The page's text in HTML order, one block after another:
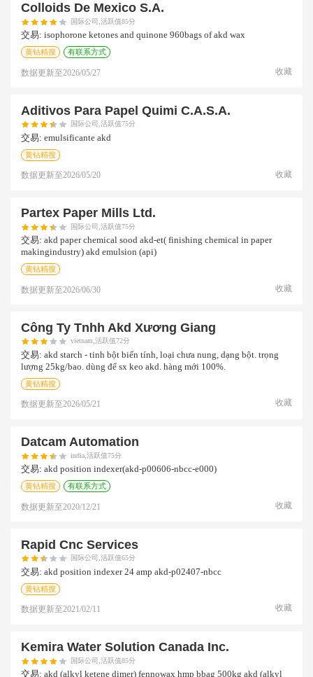
Colloids De Mexico S.a.
国际公司,活跃值85分
交易: isophorone ketones and quinone 960bags of akd wax
黄钻精搜 有联系方式
数据更新至2026/05/27 收藏
Aditivos Para Papel Quimi C.a.s.a.
国际公司,活跃值75分
交易: emulsificante akd
黄钻精搜
数据更新至2026/05/20 收藏
Partex Paper Mills Ltd.
国际公司,活跃值75分
交易: akd paper chemical sood akd-et( finishing chemical in paper
makingindustry) akd emulsion (api)
黄钻精搜
数据更新至2026/06/30 收藏
Công Ty Tnhh Akd Xương Giang
vietnam,活跃值72分
交易: akd starch - tinh bột biến tính, loại chưa nung, dạng bột. trọng
lượng 25kg/bao. dùng để sx keo akd. hàng mới 100%.
黄钻精搜
数据更新至2026/05/21 收藏
Datcam Automation
india,活跃值75分
交易: akd position indexer(akd-p00606-nbcc-e000)
黄钻精搜 有联系方式
数据更新至2020/12/21 收藏
Rapid Cnc Services
国际公司,活跃值65分
交易: akd position indexer 24 amp akd-p02407-nbcc
黄钻精搜
数据更新至2021/02/11 收藏
Kemira Water Solution Canada Inc.
国际公司,活跃值85分
交易: akd (alkyl ketene dimer) fennowax hmp bbag 500kg akd (alkyl